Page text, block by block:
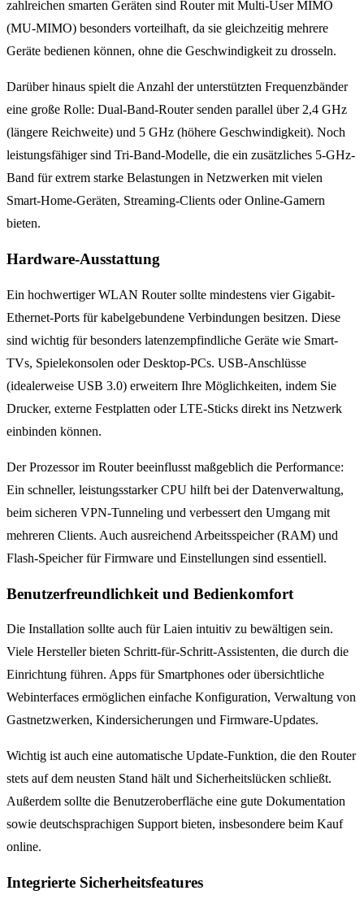
zahlreichen smarten Geräten sind Router mit Multi-User MIMO
(MU-MIMO) besonders vorteilhaft, da sie gleichzeitig mehrere
Geräte bedienen können, ohne die Geschwindigkeit zu drosseln.
Darüber hinaus spielt die Anzahl der unterstützten Frequenzbänder
eine große Rolle: Dual-Band-Router senden parallel über 2,4 GHz
(längere Reichweite) und 5 GHz (höhere Geschwindigkeit). Noch
leistungsfähiger sind Tri-Band-Modelle, die ein zusätzliches 5-GHz-
Band für extrem starke Belastungen in Netzwerken mit vielen
Smart-Home-Geräten, Streaming-Clients oder Online-Gamern
bieten.
Hardware-Ausstattung
Ein hochwertiger WLAN Router sollte mindestens vier Gigabit-
Ethernet-Ports für kabelgebundene Verbindungen besitzen. Diese
sind wichtig für besonders latenzempfindliche Geräte wie Smart-
TVs, Spielekonsolen oder Desktop-PCs. USB-Anschlüsse
(idealerweise USB 3.0) erweitern Ihre Möglichkeiten, indem Sie
Drucker, externe Festplatten oder LTE-Sticks direkt ins Netzwerk
einbinden können.
Der Prozessor im Router beeinflusst maßgeblich die Performance:
Ein schneller, leistungsstarker CPU hilft bei der Datenverwaltung,
beim sicheren VPN-Tunneling und verbessert den Umgang mit
mehreren Clients. Auch ausreichend Arbeitsspeicher (RAM) und
Flash-Speicher für Firmware und Einstellungen sind essentiell.
Benutzerfreundlichkeit und Bedienkomfort
Die Installation sollte auch für Laien intuitiv zu bewältigen sein.
Viele Hersteller bieten Schritt-für-Schritt-Assistenten, die durch die
Einrichtung führen. Apps für Smartphones oder übersichtliche
Webinterfaces ermöglichen einfache Konfiguration, Verwaltung von
Gastnetzwerken, Kindersicherungen und Firmware-Updates.
Wichtig ist auch eine automatische Update-Funktion, die den Router
stets auf dem neusten Stand hält und Sicherheitslücken schließt.
Außerdem sollte die Benutzeroberfläche eine gute Dokumentation
sowie deutschsprachigen Support bieten, insbesondere beim Kauf
online.
Integrierte Sicherheitsfeatures